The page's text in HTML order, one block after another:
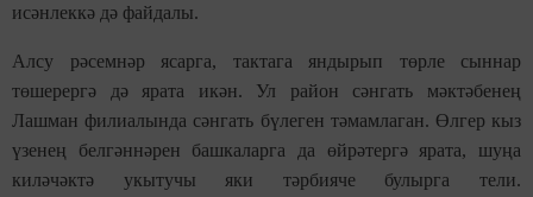
исәнлеккә дә файдалы.
Алсу рәсемнәр ясарга, тактага яндырып төрле сыннар
төшерергә дә ярата икән. Ул район сәнгать мәктәбенең
Лашман филиалында сәнгать бүлеген тәмамлаган. Өлгер кыз
үзенең белгәннәрен башкаларга да өйрәтергә ярата, шуңа
киләчәктә укытучы яки тәрбияче булырга тели.